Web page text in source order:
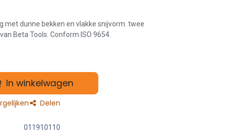
met dunne bekken en vlakke snijvorm. twee
Beta Tools. Conform ISO 9654.
In winkelwagen
Delen
011910110